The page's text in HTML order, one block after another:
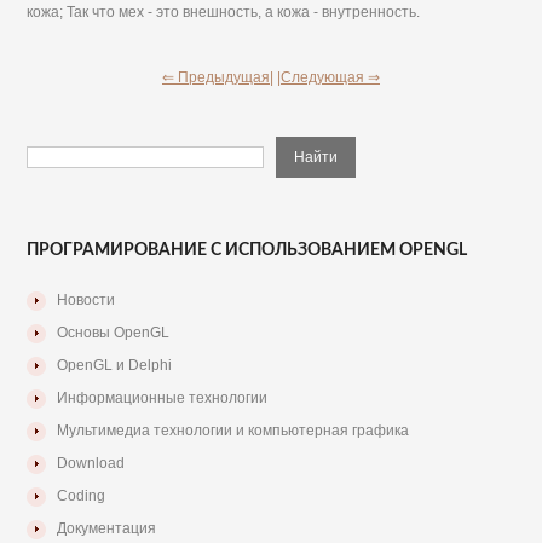
кожа; Так что мех - это внешность, а кожа - внутренность.
⇐ Предыдущая| |Следующая ⇒
ПРОГРАМИРОВАНИЕ С ИСПОЛЬЗОВАНИЕМ OPENGL
Новости
Основы OpenGL
OpenGL и Delphi
Информационные технологии
Мультимедиа технологии и компьютерная графика
Download
Coding
Документация